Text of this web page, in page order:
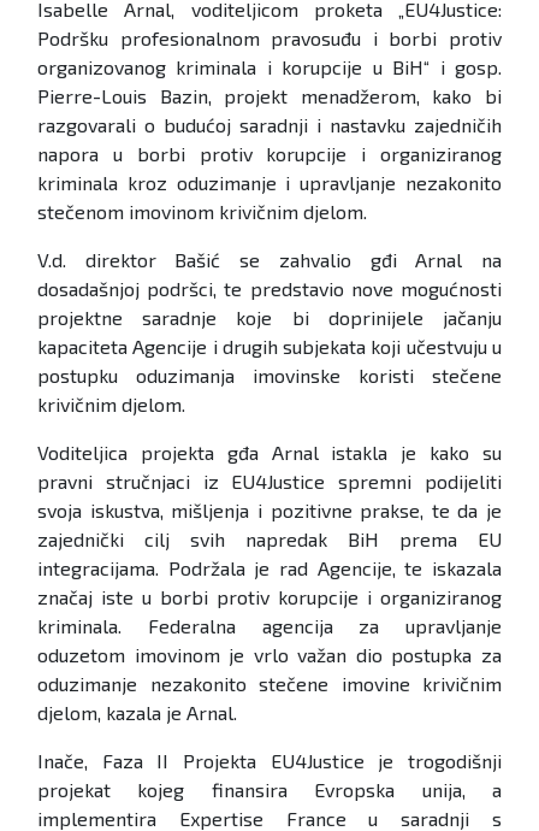
Isabelle Arnal, voditeljicom proketa „EU4Justice:
Podršku profesionalnom pravosuđu i borbi protiv
organizovanog kriminala i korupcije u BiH“ i gosp.
Pierre-Louis Bazin, projekt menadžerom, kako bi
razgovarali o budućoj saradnji i nastavku zajedničih
napora u borbi protiv korupcije i organiziranog
kriminala kroz oduzimanje i upravljanje nezakonito
stečenom imovinom krivičnim djelom.
V.d. direktor Bašić se zahvalio gđi Arnal na
dosadašnjoj podršci, te predstavio nove mogućnosti
projektne saradnje koje bi doprinijele jačanju
kapaciteta Agencije i drugih subjekata koji učestvuju u
postupku oduzimanja imovinske koristi stečene
krivičnim djelom.
Voditeljica projekta gđa Arnal istakla je kako su
pravni stručnjaci iz EU4Justice spremni podijeliti
svoja iskustva, mišljenja i pozitivne prakse, te da je
zajednički cilj svih napredak BiH prema EU
integracijama. Podržala je rad Agencije, te iskazala
značaj iste u borbi protiv korupcije i organiziranog
kriminala. Federalna agencija za upravljanje
oduzetom imovinom je vrlo važan dio postupka za
oduzimanje nezakonito stečene imovine krivičnim
djelom, kazala je Arnal.
Inače, Faza II Projekta EU4Justice je trogodišnji
projekat kojeg finansira Evropska unija, a
implementira Expertise France u saradnji s